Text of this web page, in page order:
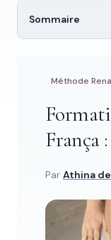
Recherche rapide
Trouver une
Tapez au moins 2
Sommaire
Méthode
França
Par Athina